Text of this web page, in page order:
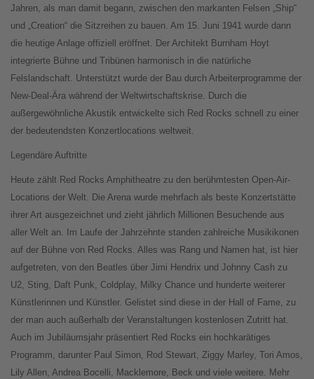
Jahren, als man damit begann, zwischen den markanten Felsen „Ship“
und „Creation“ die Sitzreihen zu bauen. Am 15. Juni 1941 wurde dann
die heutige Anlage offiziell eröffnet. Der Architekt Burnham Hoyt
integrierte Bühne und Tribünen harmonisch in die natürliche
Felslandschaft. Unterstützt wurde der Bau durch Arbeiterprogramme der
New-Deal-Ära während der Weltwirtschaftskrise. Durch die
außergewöhnliche Akustik entwickelte sich Red Rocks schnell zu einer
der bedeutendsten Konzertlocations weltweit.
Legendäre Auftritte
Heute zählt Red Rocks Amphitheatre zu den berühmtesten Open-Air-
Locations der Welt. Die Arena wurde mehrfach als beste Konzertstätte
ihrer Art ausgezeichnet und zieht jährlich Millionen Besuchende aus
aller Welt an. Im Laufe der Jahrzehnte standen zahlreiche Musikikonen
auf der Bühne von Red Rocks. Alles was Rang und Namen hat, ist hier
aufgetreten, von den Beatles über Jimi Hendrix und Johnny Cash zu
U2, Sting, Daft Punk, Coldplay, Milky Chance und hunderte weiterer
Künstlerinnen und Künstler. Gelistet sind diese in der Hall of Fame, zu
der man auch außerhalb der Veranstaltungen kostenlosen Zutritt hat.
Auch im Jubiläumsjahr präsentiert Red Rocks ein hochkarätiges
Programm, darunter Paul Simon, Rod Stewart, Ziggy Marley, Tori Amos,
Lily Allen, Andrea Bocelli, Macklemore, Beck und viele weitere. Mehr